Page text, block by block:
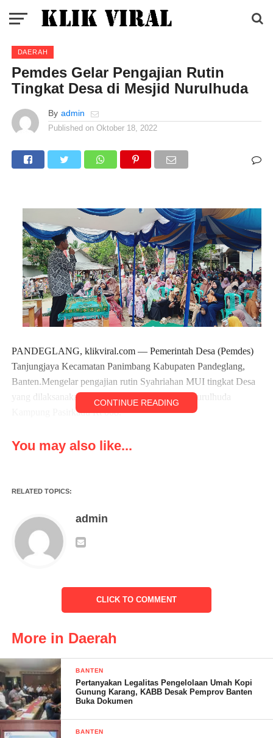
DAERAH
Pemdes Gelar Pengajian Rutin
Tingkat Desa di Mesjid Nurulhuda
By admin
Published on Oktober 18, 2022
PANDEGLANG, klikviral.com — Pemerintah Desa (Pemdes)
Tanjungjaya Kecamatan Panimbang Kabupaten Pandeglang,
Banten.Mengelar pengajian rutin Syahriahan MUI tingkat Desa
yang dilaksanakan satu bulan sekali di Mesjid Nurulhuda
Kampung Pasirkadu Rt 008.
Kepala Desa Tanjungjaya Astaka melalui Sekretaris Desa
Tanjungjaya Asep Supriadi menjelaskan, pengajian rutin tersebut
sudah dari tiga kali pergantian kepala desa sampai saat ini masih
terus dilaksanakan,” kata Asep Supriadi kepada awak media.
Selasa(18/10)
Ia memaparkan, biaya yang digunakan terkait biaya semasa
CONTINUE READING
You may also like...
RELATED TOPICS:
admin
CLICK TO COMMENT
More in Daerah
BANTEN
Pertanyakan Legalitas Pengelolaan Umah Kopi
Gunung Karang, KABB Desak Pemprov Banten
Buka Dokumen
BANTEN